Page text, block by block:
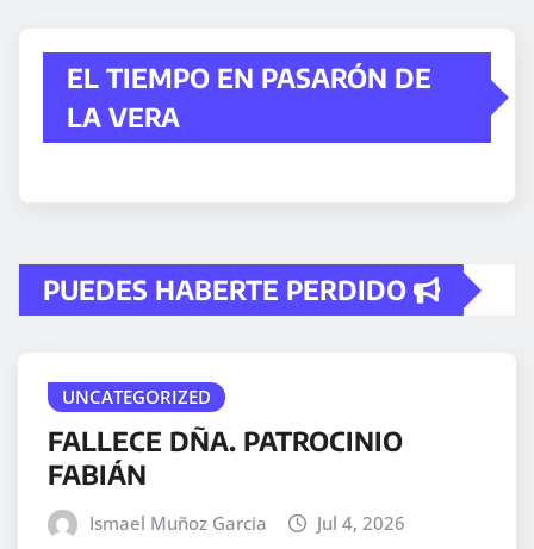
EL TIEMPO EN PASARÓN DE
LA VERA
PUEDES HABERTE PERDIDO
UNCATEGORIZED
FALLECE DÑA. PATROCINIO
FABIÁN
Ismael Muñoz Garcia Jul 4, 2026